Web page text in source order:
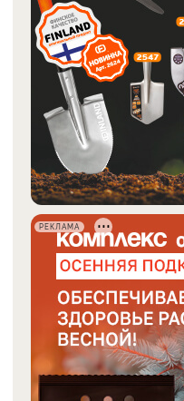
РЕКЛАМА